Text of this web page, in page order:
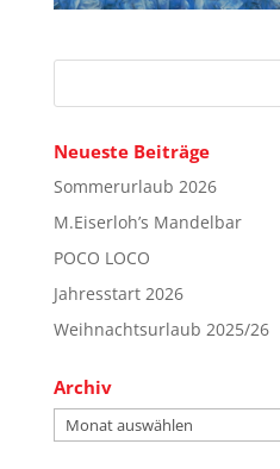
Neueste Beiträge
Sommerurlaub 2026
M.Eiserloh’s Mandelbar
POCO LOCO
Jahresstart 2026
Weihnachtsurlaub 2025/26
Archiv
Archiv